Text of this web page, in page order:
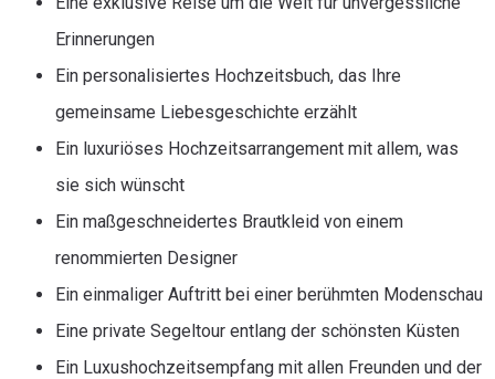
Erinnerungen
Ein personalisiertes Hochzeitsbuch, das Ihre
gemeinsame Liebesgeschichte erzählt
Ein luxuriöses Hochzeitsarrangement mit allem, was
sie sich wünscht
Ein maßgeschneidertes Brautkleid von einem
renommierten Designer
Ein einmaliger Auftritt bei einer berühmten Modenschau
Eine private Segeltour entlang der schönsten Küsten
Ein Luxushochzeitsempfang mit allen Freunden und der